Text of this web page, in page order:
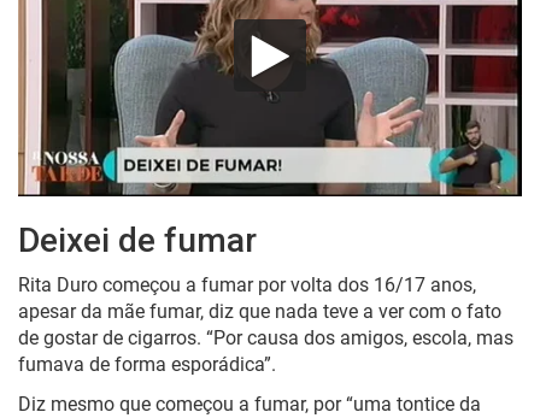
Deixei de fumar
Rita Duro começou a fumar por volta dos 16/17 anos,
apesar da mãe fumar, diz que nada teve a ver com o fato
de gostar de cigarros. “Por causa dos amigos, escola, mas
fumava de forma esporádica”.
Diz mesmo que começou a fumar, por “uma tontice da